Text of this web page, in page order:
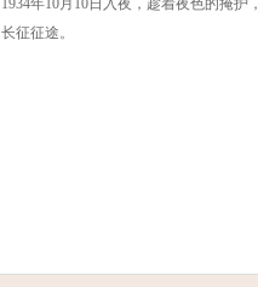
1934年10月10日入夜，趁着夜色的掩
长征征途。